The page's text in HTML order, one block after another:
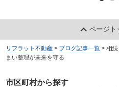
ページト
リフラット不動産 > ブログ記事一覧 > 相
まい整理が未来を守る
市区町村から探す